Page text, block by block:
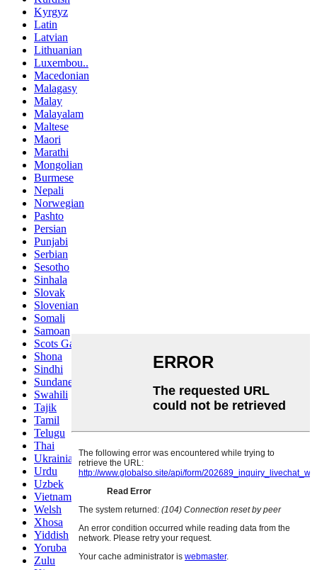
Kyrgyz
Latin
Latvian
Lithuanian
Luxembou..
Macedonian
Malagasy
Malay
Malayalam
Maltese
Maori
Marathi
Mongolian
Burmese
Nepali
Norwegian
Pashto
Persian
Punjabi
Serbian
Sesotho
Sinhala
Slovak
Slovenian
Somali
Samoan
Scots Gaelic
Shona
Sindhi
Sundanese
Swahili
Tajik
Tamil
Telugu
Thai
Ukrainian
Urdu
Uzbek
Vietnamese
Welsh
Xhosa
Yiddish
Yoruba
Zulu